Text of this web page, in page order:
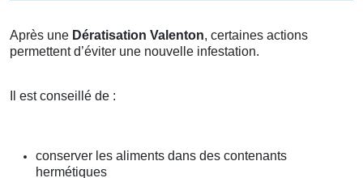
Après une Dératisation Valenton, certaines actions
permettent d’éviter une nouvelle infestation.
Il est conseillé de :
conserver les aliments dans des contenants
hermétiques